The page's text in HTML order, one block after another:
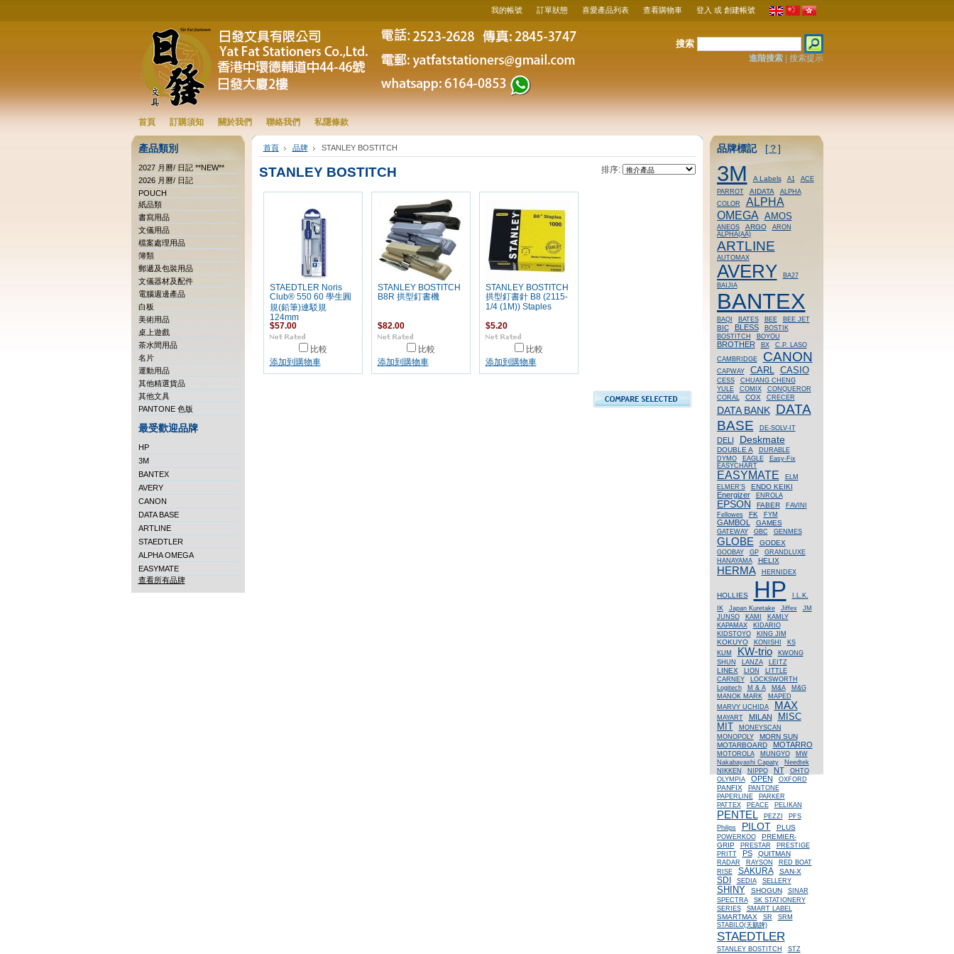
我的帳號 訂單狀態 喜愛產品列表 查看購物車 登入 或 創建帳號
搜索
進階搜索| 搜索提示
首頁 訂購須知 關於我們 聯絡我們 私隱條款
產品類別
2027 月曆/ 日記 **NEW**
2026 月曆/ 日記
POUCH
紙品類
書寫用品
文儀用品
檔案處理用品
簿類
郵遞及包裝用品
文儀器材及配件
電腦週邊產品
白板
美術用品
桌上遊戲
茶水間用品
名片
運動用品
其他精選貨品
其他文具
PANTONE 色版
最受歡迎品牌
HP
3M
BANTEX
AVERY
CANON
DATA BASE
ARTLINE
STAEDTLER
ALPHA OMEGA
EASYMATE
查看所有品牌
首頁 品牌 STANLEY BOSTITCH
排序:
STANLEY BOSTITCH
STAEDTLER Noris
Club® 550 60 學生圓
規(鉛筆)連駁規
124mm
$57.00
比較
添加到購物車
STANLEY BOSTITCH
B8R 拱型釘書機
$82.00
比較
添加到購物車
STANLEY BOSTITCH
拱型釘書針 B8 (2115-
1/4 (1M)) Staples
$5.20
比較
添加到購物車
品牌標記 [？]
3M A Labels A1
ACE
PARROT
AIDATA
ALPHA
COLOR
ALPHA
OMEGA AMOS
ANEOS ARGO
ARON
ALPHA(AA)
ARTLINE
AUTOMAX
AVERY
BA27
BAIJIA
BANTEX
BAQI BATES BEE BEE JET
BIC BLESS
BOSTIK
BOSTITCH
BOYOU
BROTHER BX
C.P. LASO
CAMBRIDGE
CANON
CAPWAY CARL CASIO
CESS
CHUANG CHENG
YULE
COMIX
CONQUEROR
CORAL
COX CRECER
DATA BANK DATA
BASE
DE-SOLV-IT
DELI Deskmate
DOUBLE A
DURABLE
DYMO
EAGLE
Easy-Fix
EASYCHART
EASYMATE
ELM
ELMER'S
ENDO KEIKI
Energizer ENROLA
EPSON FABER
FAVINI
Fellowes
FK FYM
GAMBOL GAMES
GATEWAY GBC GENMES
GLOBE GODEX
GOOBAY GP
GRANDLUXE
HANAYAMA
HELIX
HERMA HERNIDEX
HOLLIES HP
I.L.K.
IK
Japan Kuretake Jiffex
JM
JUNSO
KAMI
KAMLY
KAPAMAX
KIDARIO
KIDSTOYO
KING JIM
KOKUYO KONISHI
KS
KUM
KW-trio
KWONG
SHUN
LANZA LEITZ
LINEX LION
LITTLE
CARNEY
LOCKSWORTH
Logitech
M & A M&A
M&G
MANOK MARK
MAPED
MARVY UCHIDA
MAX
MAYART MILAN MISC
MIT
MONEYSCAN
MONOPOLY
MORN SUN
MOTARBOARD
MOTARRO
MOTOROLA MUNGYO
MW
Nakabayashi Capaty
Needtek
NIKKEN
NIPPO NT
OHTO
OLYMPIA
OPEN OXFORD
PANFIX
PANTONE
PAPERLINE
PARKER
PATTEX
PEACE PELIKAN
PENTEL PEZZI
PFS
Philips
PILOT PLUS
POWERKOO
PREMIER-
GRIP
PRESTAR
PRESTIGE
PRITT
PS QUITMAN
RADAR RAYSON
RED BOAT
RISE
SAKURA SAN-X
SDI SEDIA SELLERY
SHINY SHOGUN
SINAR
SPECTRA
SK STATIONERY
SERIES
SMART LABEL
SMARTMAX SR
SRM
STABILO(天鵝牌)
STAEDTLER
STANLEY BOSTITCH STZ